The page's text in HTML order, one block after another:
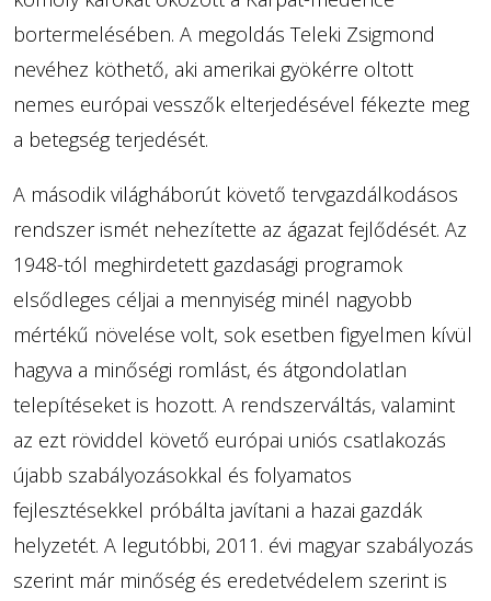
bortermelésében. A megoldás Teleki Zsigmond
nevéhez köthető, aki amerikai gyökérre oltott
nemes európai vesszők elterjedésével fékezte meg
a betegség terjedését.
A második világháborút követő tervgazdálkodásos
rendszer ismét nehezítette az ágazat fejlődését. Az
1948-tól meghirdetett gazdasági programok
elsődleges céljai a mennyiség minél nagyobb
mértékű növelése volt, sok esetben figyelmen kívül
hagyva a minőségi romlást, és átgondolatlan
telepítéseket is hozott. A rendszerváltás, valamint
az ezt röviddel követő európai uniós csatlakozás
újabb szabályozásokkal és folyamatos
fejlesztésekkel próbálta javítani a hazai gazdák
helyzetét. A legutóbbi, 2011. évi magyar szabályozás
szerint már minőség és eredetvédelem szerint is